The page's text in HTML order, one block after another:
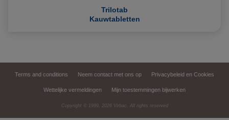
Trilotab
Kauwtabletten
Terms and conditions Neem contact met ons op Privacybeleid en Cookies
Wettelijke vermeldingen Mijn toestemmingen bijwerken
Copyright © 1999, 2026 Virbac. All rights reserved